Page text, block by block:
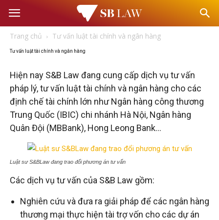
Văn
Luật
Trang chủ Tư vấn luật tài chính và ngân hàng
Tư vấn luật tài chính và ngân hàng
Hiện nay S&B Law đang cung cấp dịch vụ tư vấn
pháp lý, tư vấn luật tài chính và ngân hàng cho các
định chế tài chính lớn như Ngân hàng công thương
Trung Quốc (IBIC) chi nhánh Hà Nội, Ngân hàng
Quân Đội (MBBank), Hong Leong Bank…
Luật sư S&BLaw đang trao đổi phương án tư vấn
Các dịch vụ tư vấn của S&B Law gồm:
Nghiên cứu và đưa ra giải pháp để các ngân hàng
thương mại thực hiện tài trợ vốn cho các dự án